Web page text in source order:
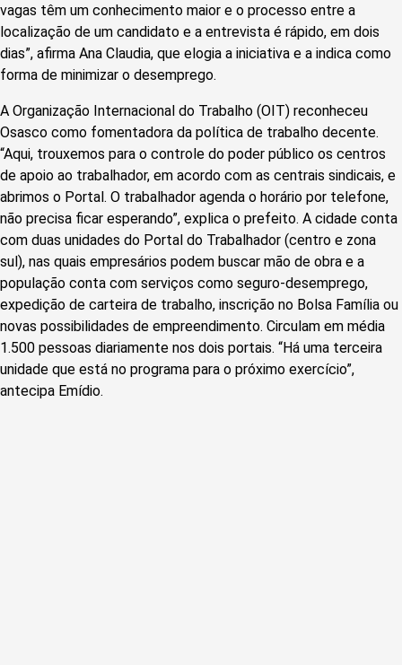
vagas têm um conhecimento maior e o processo entre a
localização de um candidato e a entrevista é rápido, em dois
dias”, afirma Ana Claudia, que elogia a iniciativa e a indica como
forma de minimizar o desemprego.
A Organização Internacional do Trabalho (OIT) reconheceu
Osasco como fomentadora da política de trabalho decente.
“Aqui, trouxemos para o controle do poder público os centros
de apoio ao trabalhador, em acordo com as centrais sindicais, e
abrimos o Portal. O trabalhador agenda o horário por telefone,
não precisa ficar esperando”, explica o prefeito. A cidade conta
com duas unidades do Portal do Trabalhador (centro e zona
sul), nas quais empresários podem buscar mão de obra e a
população conta com serviços como seguro-desemprego,
expedição de carteira de trabalho, inscrição no Bolsa Família ou
novas possibilidades de empreendimento. Circulam em média
1.500 pessoas diariamente nos dois portais. “Há uma terceira
unidade que está no programa para o próximo exercício”,
antecipa Emídio.